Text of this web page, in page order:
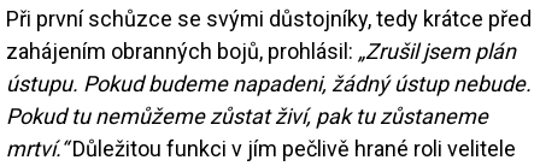
Při první schůzce se svými důstojníky, tedy krátce před
zahájením obranných bojů, prohlásil: „Zrušil jsem plán
ústupu. Pokud budeme napadeni, žádný ústup nebude.
Pokud tu nemůžeme zůstat živí, pak tu zůstaneme
mrtví.“Důležitou funkci v jím pečlivě hrané roli velitele